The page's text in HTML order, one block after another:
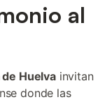
al
Huelvainvitan
donde las